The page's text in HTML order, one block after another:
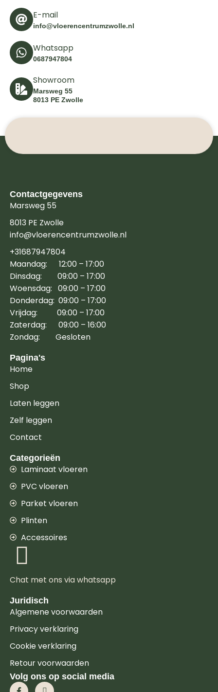
E-mail
info@vloerencentrumzwolle.nl
Whatsapp
0687947804
Showroom
Marsweg 55
8013 PE Zwolle
Contactgegevens
Marsweg 55
8013 PE Zwolle
info@vloerencentrumzwolle.nl
+31687947804
Maandag: 12:00 – 17:00
Dinsdag: 09:00 – 17:00
Woensdag: 09:00 – 17:00
Donderdag: 09:00 – 17:00
Vrijdag: 09:00 – 17:00
Zaterdag: 09:00 – 16:00
Zondag: Gesloten
Pagina's
Home
Shop
Laten leggen
Zelf leggen
Contact
Categorieën
Laminaat vloeren
PVC vloeren
Parket vloeren
Plinten
Accessoires
Chat met ons via whatsapp
Juridisch
Algemene voorwaarden
Privacy verklaring
Cookie verklaring
Retour voorwaarden
Volg ons op social media